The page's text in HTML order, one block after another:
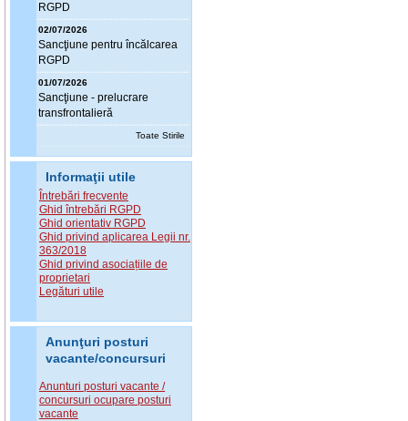
RGPD
02/07/2026
Sancţiune pentru încălcarea
RGPD
01/07/2026
Sancţiune - prelucrare
transfrontalieră
Toate Stirile
Informaţii utile
Întrebări frecvente
Ghid întrebări RGPD
Ghid orientativ RGPD
Ghid privind aplicarea Legii nr.
363/2018
Ghid privind asociațiile de
proprietari
Legături utile
Anunţuri posturi
vacante/concursuri
Anunturi posturi vacante /
concursuri ocupare posturi
vacante